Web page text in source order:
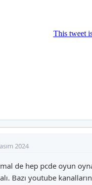
2024
de hep pcde oyun
Bazı youtube